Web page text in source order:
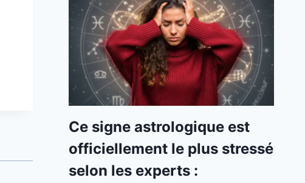
Ce signe astrologique est
officiellement le plus stressé
selon les experts :